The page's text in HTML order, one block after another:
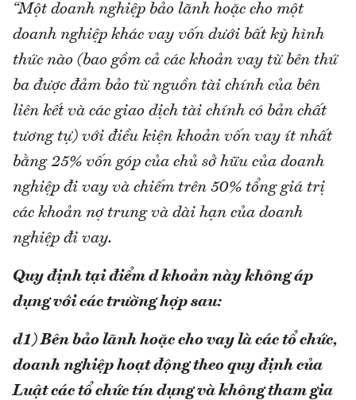
“Một doanh nghiệp bảo lãnh hoặc cho một
doanh nghiệp khác vay vốn dưới bất kỳ hình
thức nào (bao gồm cả các khoản vay từ bên thứ
ba được đảm bảo từ nguồn tài chính của bên
liên kết và các giao dịch tài chính có bản chất
tương tự) với điều kiện khoản vốn vay ít nhất
bằng 25% vốn góp của chủ sở hữu của doanh
nghiệp đi vay và chiếm trên 50% tổng giá trị
các khoản nợ trung và dài hạn của doanh
nghiệp đi vay.
Quy định tại điểm d khoản này không áp
dụng với các trường hợp sau:
d1) Bên bảo lãnh hoặc cho vay là các tổ chức,
doanh nghiệp hoạt động theo quy định của
Luật các tổ chức tín dụng và không tham gia